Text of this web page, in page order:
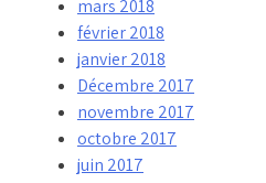
mars 2018
février 2018
janvier 2018
Décembre 2017
novembre 2017
octobre 2017
juin 2017